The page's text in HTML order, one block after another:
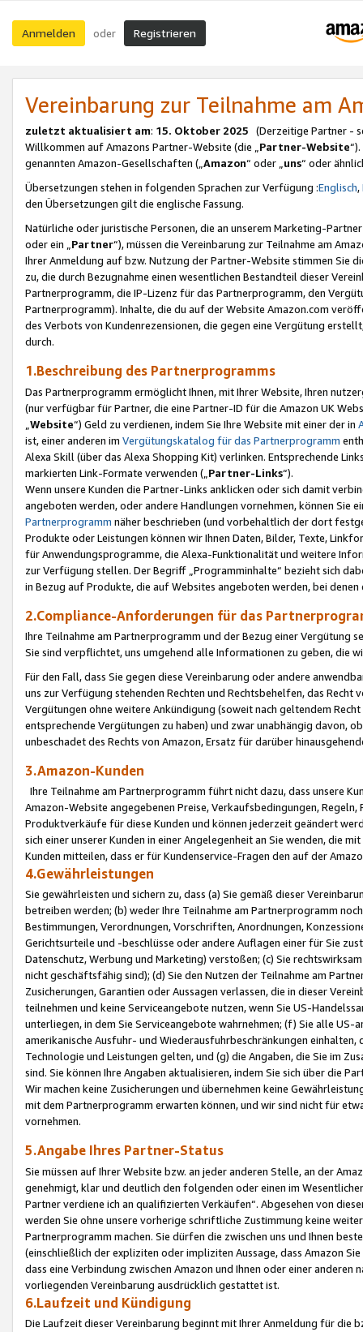
Anmelden oder Registrieren
Vereinbarung zur Teilnahme am
zuletzt aktualisiert am: 15. Oktober 2025 (Derzeitige Partner -
Willkommen auf Amazons Partner-Website (die „Partner-Website
genannten Amazon-Gesellschaften („Amazon“ oder „uns“ oder
Übersetzungen stehen in folgenden Sprachen zur Verfügung :Englisch,
den Übersetzungen gilt die englische Fassung.
Natürliche oder juristische Personen, die an unserem Marketing-
oder ein „Partner“), müssen die Vereinbarung zur Teilnahme am
Ihrer Anmeldung auf bzw. Nutzung der Partner-Website stimmen Sie
zu, die durch Bezugnahme einen wesentlichen Bestandteil dieser
Partnerprogramm, die IP-Lizenz für das Partnerprogramm, den
Partnerprogramm). Inhalte, die du auf der Website Amazon.com
des Verbots von Kundenrezensionen, die gegen eine Vergütung
durch.
1.Beschreibung des Partnerprogramms
Das Partnerprogramm ermöglicht Ihnen, mit Ihrer Website, Ihren
(nur verfügbar für Partner, die eine Partner-ID für die Amazon UK
Website“) Geld zu verdienen, indem Sie Ihre Website mit einer der in
ist, einer anderen im Vergütungskatalog für das Partnerprogramm
Alexa Skill (über das Alexa Shopping Kit) verlinken. Entsprechende
markierten Link-Formate verwenden („ Partner-Links“).
Wenn unsere Kunden die Partner-Links anklicken oder sich damit
angeboten werden, oder andere Handlungen vornehmen, können Sie
Partnerprogramm näher beschrieben (und vorbehaltlich der dort
Produkte oder Leistungen können wir Ihnen Daten, Bilder, Texte,
für Anwendungsprogramme, die Alexa-Funktionalität und weitere
zur Verfügung stellen. Der Begriff „Programminhalte“ bezieht sich
in Bezug auf Produkte, die auf Websites angeboten werden, bei
2.Compliance-Anforderungen für das
Ihre Teilnahme am Partnerprogramm und der Bezug einer Vergütung
Sie sind verpflichtet, uns umgehend alle Informationen zu geben, die
Für den Fall, dass Sie gegen diese Vereinbarung oder andere
uns zur Verfügung stehenden Rechten und Rechtsbehelfen, das
Vergütungen ohne weitere Ankündigung (soweit nach geltendem
entsprechende Vergütungen zu haben) und zwar unabhängig davon,
unbeschadet des Rechts von Amazon, Ersatz für darüber
3.Amazon-Kunden
Ihre Teilnahme am Partnerprogramm führt nicht dazu, dass unsere
Amazon-Website angegebenen Preise, Verkaufsbedingungen,
Produktverkäufe für diese Kunden und können jederzeit geändert
sich einer unserer Kunden in einer Angelegenheit an Sie wenden, die
Kunden mitteilen, dass er für Kundenservice-Fragen den auf der
4.Gewährleistungen
Sie gewährleisten und sichern zu, dass (a) Sie gemäß dieser
betreiben werden; (b) weder Ihre Teilnahme am Partnerprogramm
Bestimmungen, Verordnungen, Vorschriften, Anordnungen,
Gerichtsurteile und -beschlüsse oder andere Auflagen einer für Sie
Datenschutz, Werbung und Marketing) verstoßen; (c) Sie
nicht geschäftsfähig sind); (d) Sie den Nutzen der Teilnahme am
Zusicherungen, Garantien oder Aussagen verlassen, die in dieser
teilnehmen und keine Serviceangebote nutzen, wenn Sie US-
unterliegen, in dem Sie Serviceangebote wahrnehmen; (f) Sie alle
amerikanische Ausfuhr- und Wiederausfuhrbeschränkungen
Technologie und Leistungen gelten, und (g) die Angaben, die Sie im
sind. Sie können Ihre Angaben aktualisieren, indem Sie sich über die
Wir machen keine Zusicherungen und übernehmen keine
mit dem Partnerprogramm erwarten können, und wir sind nicht für
vornehmen.
5.Angabe Ihres Partner-Status
Sie müssen auf Ihrer Website bzw. an jeder anderen Stelle, an der
genehmigt, klar und deutlich den folgenden oder einen im
Partner verdiene ich an qualifizierten Verkäufen“. Abgesehen von
werden Sie ohne unsere vorherige schriftliche Zustimmung keine
Partnerprogramm machen. Sie dürfen die zwischen uns und Ihnen
(einschließlich der expliziten oder impliziten Aussage, dass Amazon
dass eine Verbindung zwischen Amazon und Ihnen oder einer
vorliegenden Vereinbarung ausdrücklich gestattet ist.
6.Laufzeit und Kündigung
Die Laufzeit dieser Vereinbarung beginnt mit Ihrer Anmeldung für die